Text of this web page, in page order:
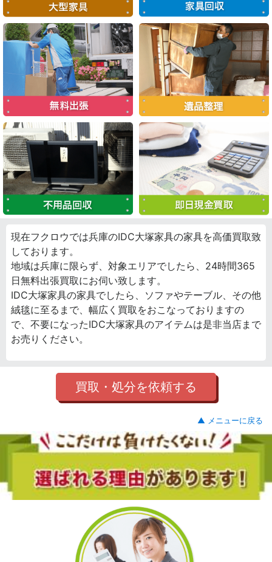
現在フクロウでは兵庫のIDC大塚家具の家具を高価買取致
しております。
地域は兵庫に限らず、対象エリアでしたら、24時間365
日無料出張買取にお伺い致します。
IDC大塚家具の家具でしたら、ソファやテーブル、その他
絨毯に至るまで、幅広く買取をおこなっておりますの
で、不要になったIDC大塚家具のアイテムは是非当店まで
お売りください。
買取・処分を依頼する
▲ メニューに戻る